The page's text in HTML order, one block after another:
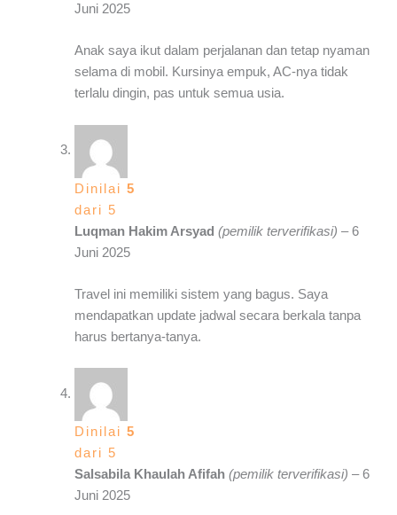
Juni 2025
Anak saya ikut dalam perjalanan dan tetap nyaman
selama di mobil. Kursinya empuk, AC-nya tidak
terlalu dingin, pas untuk semua usia.
Dinilai 5
dari 5
Luqman Hakim Arsyad (pemilik terverifikasi) – 6
Juni 2025
Travel ini memiliki sistem yang bagus. Saya
mendapatkan update jadwal secara berkala tanpa
harus bertanya-tanya.
Dinilai 5
dari 5
Salsabila Khaulah Afifah (pemilik terverifikasi) – 6
Juni 2025